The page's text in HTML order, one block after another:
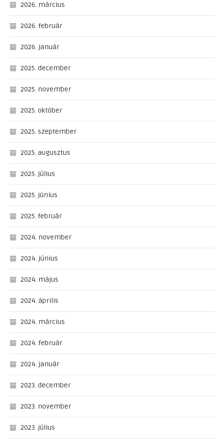
2026. március
2026. február
2026. január
2025. december
2025. november
2025. október
2025. szeptember
2025. augusztus
2025. július
2025. június
2025. február
2024. november
2024. június
2024. május
2024. április
2024. március
2024. február
2024. január
2023. december
2023. november
2023. július